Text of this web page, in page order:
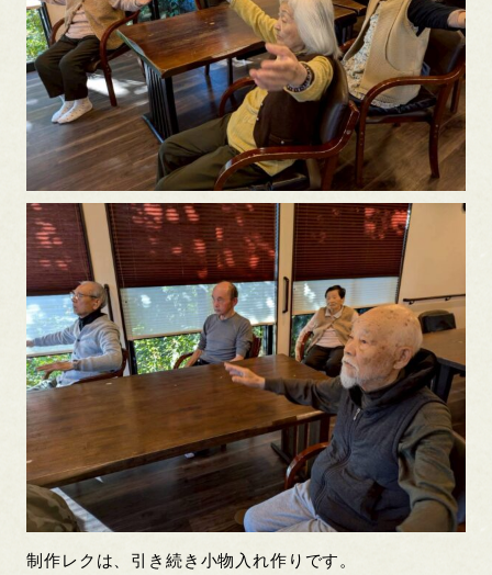
制作レクは、引き続き小物入れ作りです。